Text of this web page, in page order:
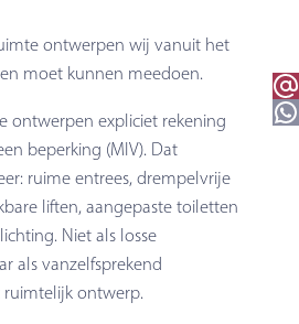
ontwerpen wij vanuit het
moet kunnen meedoen.
ontwerpen expliciet rekening
beperking (MIV). Dat
ruime entrees, drempelvrije
liften, aangepaste toiletten
Niet als losse
als vanzelfsprekend
ontwerp.